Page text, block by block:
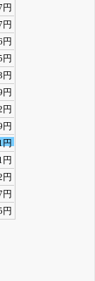
円
円
円
円
円
円
円
円
円
円
円
円
円